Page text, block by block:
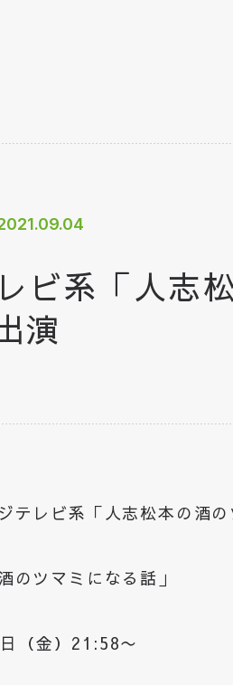
ビ系「人志
演
テレビ系「人志松本の酒
のツマミになる話」
（金）21:58〜